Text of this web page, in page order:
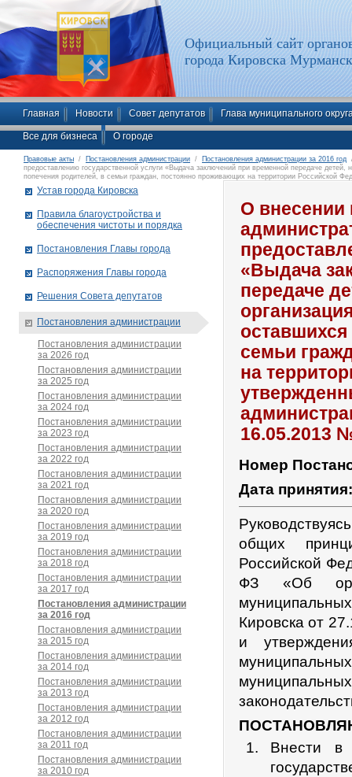
Официальный сайт
города Кировска
Главная Новости Совет депутатов Глава муниципального
Все для бизнеса О городе
Правовые акты / Постановления администрации / Постановления администрации за 2016 год
предоставлению государственной услуги «Выдача заключений при временной передаче
попечения родителей, в семьи граждан, постоянно проживающих на территории Российской
Кировска от 16.05.2013 № 726
О внесении
«Выдача
передаче
оставшихся
семьи
на
16.05.2013
Номер
Дата
общих
Российской
ФЗ «Об
Кировска от
и
Внести в
Устав города Кировска
Правила благоустройства и
обеспечения чистоты и порядка
Постановления Главы города
Распоряжения Главы города
Решения Совета депутатов
Постановления администрации
Постановления администрации
за 2026 год
Постановления администрации
за 2025 год
Постановления администрации
за 2024 год
Постановления администрации
за 2023 год
Постановления администрации
за 2022 год
Постановления администрации
за 2021 год
Постановления администрации
за 2020 год
Постановления администрации
за 2019 год
Постановления администрации
за 2018 год
Постановления администрации
за 2017 год
Постановления администрации
за 2016 год
Постановления администрации
за 2015 год
Постановления администрации
за 2014 год
Постановления администрации
за 2013 год
Постановления администрации
за 2012 год
Постановления администрации
за 2011 год
Постановления администрации
за 2010 год